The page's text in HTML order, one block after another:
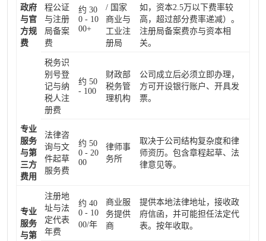
政府
与官
方规
费
程公证
与注册
局备案
费
约 30
0 - 10
00+
/ 国家
商业与
工业注
册局
如，资本2.5万以下费率较
高，超过部分费率递减）。
注册局备案费亦与资本相
关。
税务识
别号登
记与纳
税人注
册费
约 50
- 100
财政部
税务管
理机构
公司成立后必须立即办理，
方可开设银行账户、开具发
票。
专业
服务
与第
三方
费用
法律咨
询与文
件起草
服务费
约 50
0 - 20
00
律师事
务所
取决于公司结构复杂度和律
师资历。包含章程起草、法
律意见等。
专业
服务
与第
注册地
址与法
定代表
年费
约 40
0 - 10
00/年
商业服
务提供
商
提供本地法律地址，接收政
府信函，并可能担任法定代
表。按年收取。